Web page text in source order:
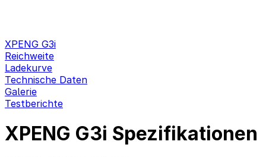
XPENG G3i
Reichweite
Ladekurve
Technische Daten
Galerie
Testberichte
XPENG G3i Spezifikationen